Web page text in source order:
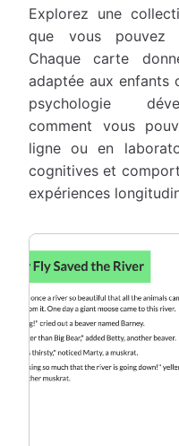
Explorez une
que vous pouvez
Chaque carte
adaptée aux enfants
psychologie
comment vous
ligne ou en
cognitives et
expériences